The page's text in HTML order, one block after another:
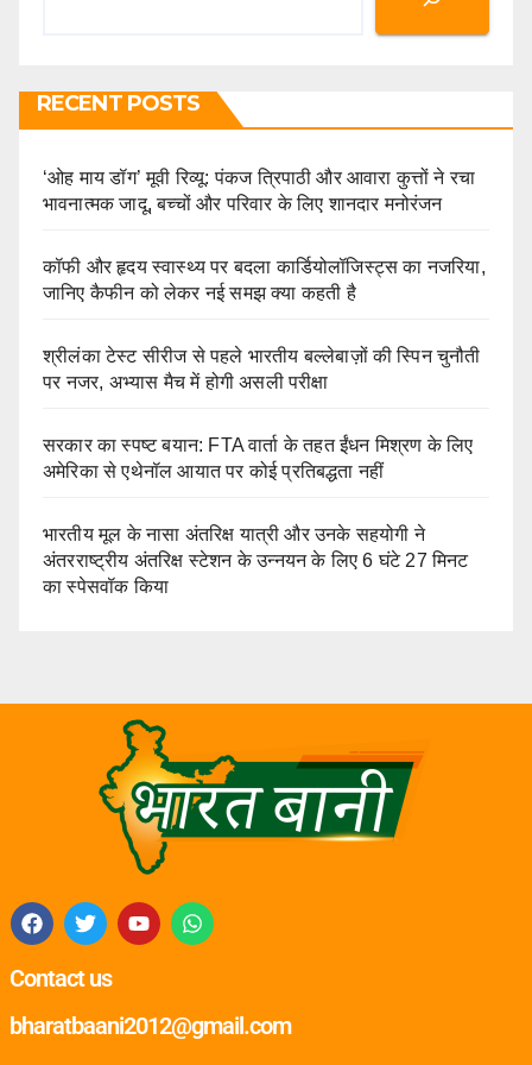
RECENT POSTS
‘ओह माय डॉग’ मूवी रिव्यू: पंकज त्रिपाठी और आवारा कुत्तों ने रचा
भावनात्मक जादू, बच्चों और परिवार के लिए शानदार मनोरंजन
कॉफी और हृदय स्वास्थ्य पर बदला कार्डियोलॉजिस्ट्स का नजरिया,
जानिए कैफीन को लेकर नई समझ क्या कहती है
श्रीलंका टेस्ट सीरीज से पहले भारतीय बल्लेबाज़ों की स्पिन चुनौती
पर नजर, अभ्यास मैच में होगी असली परीक्षा
सरकार का स्पष्ट बयान: FTA वार्ता के तहत ईंधन मिश्रण के लिए
अमेरिका से एथेनॉल आयात पर कोई प्रतिबद्धता नहीं
भारतीय मूल के नासा अंतरिक्ष यात्री और उनके सहयोगी ने
अंतरराष्ट्रीय अंतरिक्ष स्टेशन के उन्नयन के लिए 6 घंटे 27 मिनट
का स्पेसवॉक किया
Contact us
bharatbaani2012@gmail.com